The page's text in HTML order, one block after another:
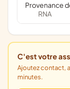
Provenance
RNA
C'est votre
Ajoutez contact, activités, photos et annonces. Gratuit, en 5
minutes.